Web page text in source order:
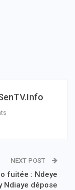
NEXT POST
fuitée : Ndeye
Ndiaye dépose